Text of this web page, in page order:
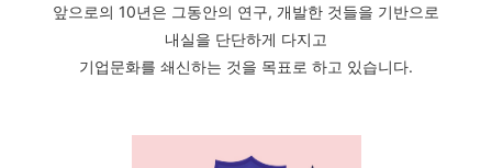
앞으로의 10년은 그동안의 연구, 개발한 것들을 기반으로
내실을 단단하게 다지고
기업문화를 쇄신하는 것을 목표로 하고 있습니다.